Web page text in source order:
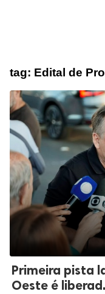
tag: Edital de
Primeira pista
Oeste é